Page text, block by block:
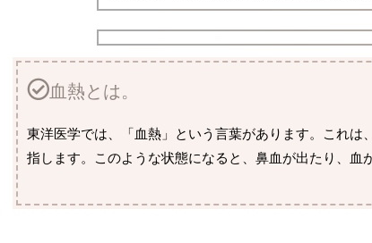
血熱とは。
東洋医学では、「血熱」という言葉があります。これ
指します。このような状態になると、鼻血が出たり、血